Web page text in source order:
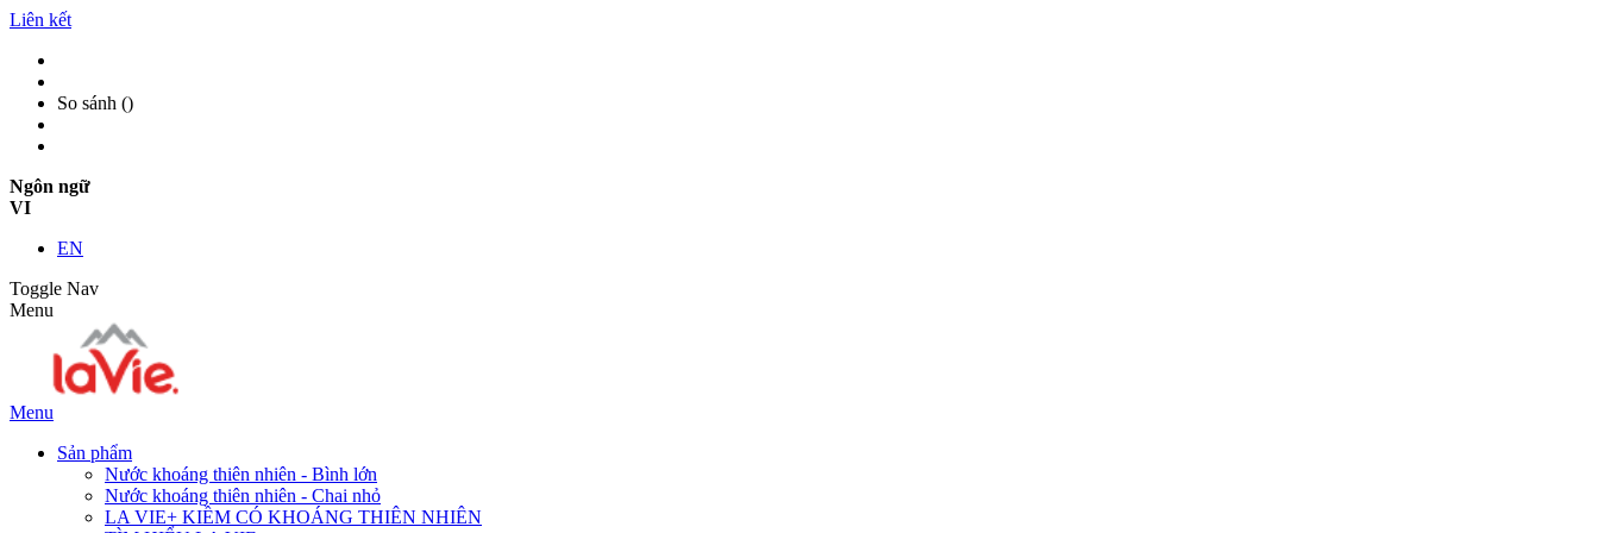
Liên kết
So sánh ()
Ngôn ngữ
VI
EN
Toggle Nav
Menu
Menu
Sản phẩm
Nước khoáng thiên nhiên - Bình lớn
Nước khoáng thiên nhiên - Chai nhỏ
LA VIE+ KIỀM CÓ KHOÁNG THIÊN NHIÊN